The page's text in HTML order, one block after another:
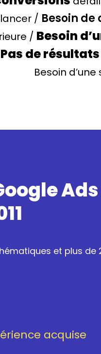
/ Besoin de
/ Besoin
Pas de
Besoin
et plus de
acquise